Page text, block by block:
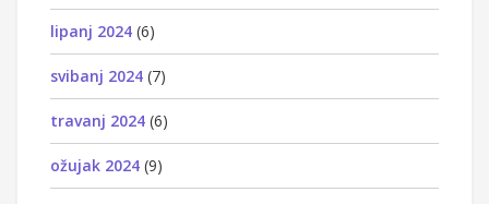
lipanj 2024 (6)
svibanj 2024 (7)
travanj 2024 (6)
ožujak 2024 (9)